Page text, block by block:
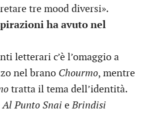
tre mood diversi».
ha avuto nel
letterari c’è l’omaggio a
nel brano Chourmo, mentre
tratta il tema dell’identità.
Al Punto Snai eBrindisi